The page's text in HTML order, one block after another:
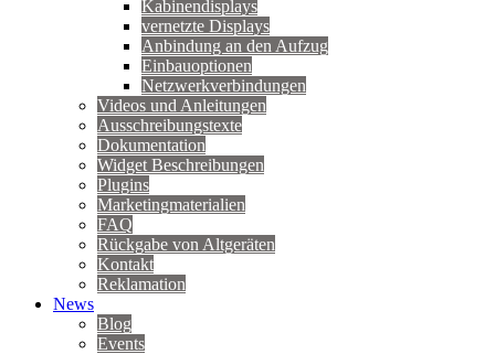
Kabinendisplays
vernetzte Displays
Anbindung an den Aufzug
Einbauoptionen
Netzwerkverbindungen
Videos und Anleitungen
Ausschreibungstexte
Dokumentation
Widget Beschreibungen
Plugins
Marketingmaterialien
FAQ
Rückgabe von Altgeräten
Kontakt
Reklamation
News
Blog
Events